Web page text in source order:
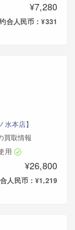
¥7,280
合人民币：¥331
本店】
買取情報
用
¥26,800
人民币：¥1,219